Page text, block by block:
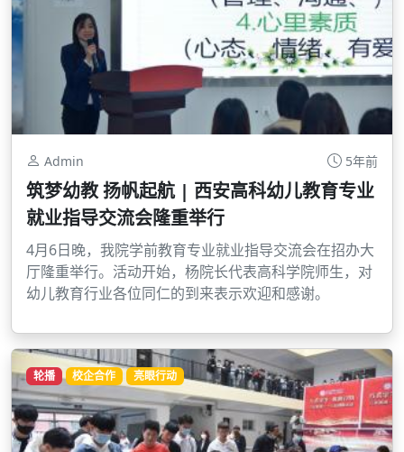
Admin 5年前
筑梦幼教 扬帆起航 | 西安高科幼儿教育专业
就业指导交流会隆重举行
4月6日晚，我院学前教育专业就业指导交流会在招办大
厅隆重举行。活动开始，杨院长代表高科学院师生，对
幼儿教育行业各位同仁的到来表示欢迎和感谢。
轮播 校企合作 亮眼行动